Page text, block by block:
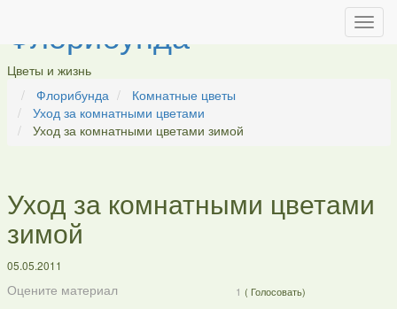
Флорибунда
Цветы и жизнь
Флорибунда
Комнатные цветы
Уход за комнатными цветами
Уход за комнатными цветами зимой
Уход за комнатными цветами
зимой
05.05.2011
Оцените материал (
1 Голосовать)